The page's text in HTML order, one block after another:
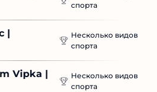
спорта
|
Несколько видов
спорта
Vipka |
Несколько видов
спорта